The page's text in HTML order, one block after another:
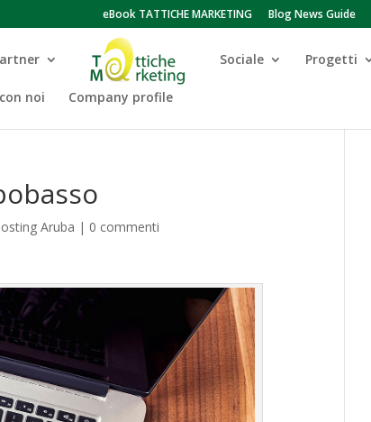
eBook TATTICHE MARKETING Blog News Guide
Sociale Progetti
noi Company profile
Aruba | 0 commenti